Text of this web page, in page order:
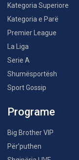
Kategoria Superiore
Kategoria e Parë
Premier League
La Liga
Serie A
Shumësportësh
Sport Gossip
Programe
Big Brother VIP
Për’puthen